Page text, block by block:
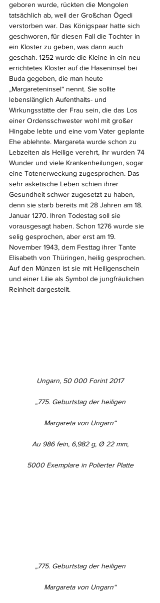
geboren wurde, rückten die Mongolen
tatsächlich ab, weil der Großchan Ögedi
verstorben war. Das Königspaar hatte sich
geschworen, für diesen Fall die Tochter in
ein Kloster zu geben, was dann auch
geschah. 1252 wurde die Kleine in ein neu
errichtetes Kloster auf die Haseninsel bei
Buda gegeben, die man heute
„Margareteninsel“ nennt. Sie sollte
lebenslänglich Aufenthalts- und
Wirkungsstätte der Frau sein, die das Los
einer Ordensschwester wohl mit großer
Hingabe lebte und eine vom Vater geplante
Ehe ablehnte. Margareta wurde schon zu
Lebzeiten als Heilige verehrt, ihr wurden 74
Wunder und viele Krankenheilungen, sogar
eine Totenerweckung zugesprochen. Das
sehr asketische Leben schien ihrer
Gesundheit schwer zugesetzt zu haben,
denn sie starb bereits mit 28 Jahren am 18.
Januar 1270. Ihren Todestag soll sie
vorausgesagt haben. Schon 1276 wurde sie
selig gesprochen, aber erst am 19.
November 1943, dem Festtag ihrer Tante
Elisabeth von Thüringen, heilig gesprochen.
Auf den Münzen ist sie mit Heiligenschein
und einer Lilie als Symbol de jungfräulichen
Reinheit dargestellt.
Ungarn, 50 000 Forint 2017
„775. Geburtstag der heiligen
Margareta von Ungarn“
Au 986 fein, 6,982 g, Ø 22 mm,
5000 Exemplare in Polierter Platte
„775. Geburtstag der heiligen
Margareta von Ungarn“